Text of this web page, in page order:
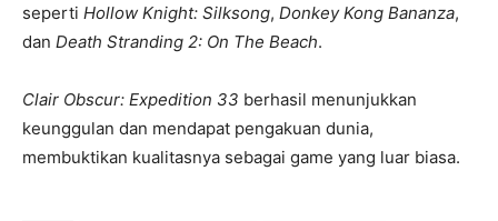
seperti Hollow Knight: Silksong, Donkey Kong Bananza,
dan Death Stranding 2: On The Beach.
Clair Obscur: Expedition 33 berhasil menunjukkan
keunggulan dan mendapat pengakuan dunia,
membuktikan kualitasnya sebagai game yang luar biasa.